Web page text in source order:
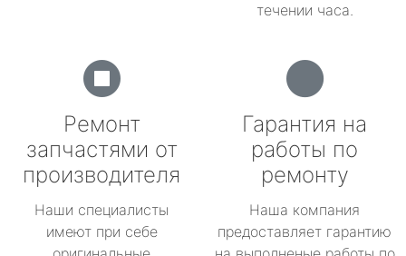
течении часа.
Ремонт
запчастями от
производителя
Наши специалисты
имеют при себе
Гарантия на
работы по
ремонту
Наша компания
предоставляет гарантию